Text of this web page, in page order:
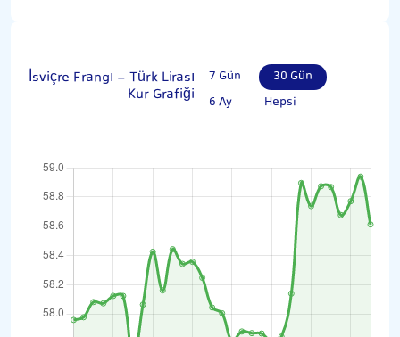
İsviçre Frangı - Türk Lirası
Kur Grafiği
7 Gün
30 Gün
6 Ay
Hepsi